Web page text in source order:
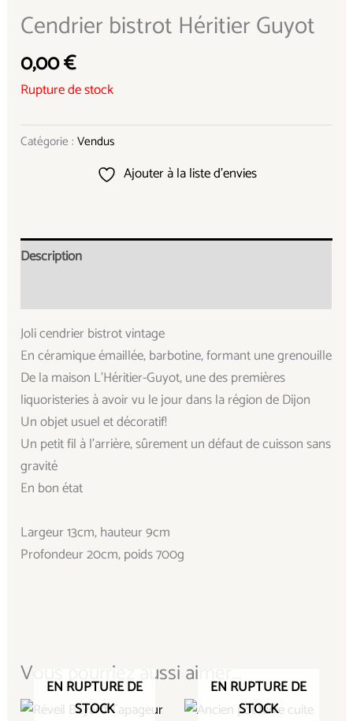
Cendrier bistrot Héritier Guyot
0,00€
Rupture de stock
Catégorie :Vendus
Ajouter à la liste d’envies
Description
Joli cendrier bistrot vintage
En céramique émaillée, barbotine, formant une grenouille
De la maison L’Héritier-Guyot, une des premières
liquoristeries à avoir vu le jour dans la région de Dijon
Un objet usuel et décoratif!
Un petit fil à l’arrière, sûrement un défaut de cuisson sans
gravité
En bon état
Largeur 13cm, hauteur 9cm
Profondeur 20cm, poids 700g
Vous pourriez aussi aimer...
EN RUPTURE DE
STOCK
EN RUPTURE DE
STOCK